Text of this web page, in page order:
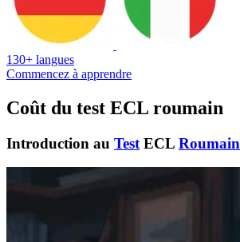
130+ langues
Commencez à apprendre
Coût du test ECL roumain
Introduction au Test ECL Roumain